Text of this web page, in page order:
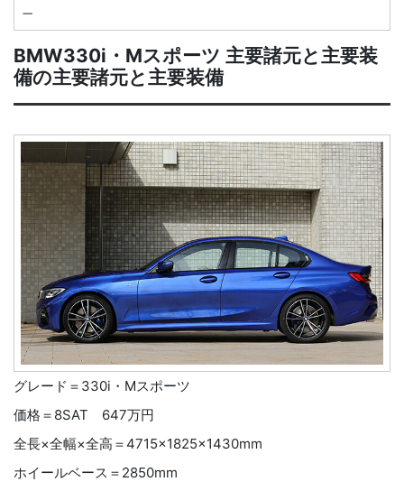
ー
BMW330i・Mスポーツ 主要諸元と主要装
備の主要諸元と主要装備
グレード＝330i・Mスポーツ
価格＝8SAT 647万円
全長×全幅×全高＝4715×1825×1430mm
ホイールベース＝2850mm